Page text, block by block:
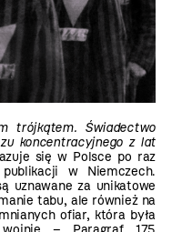
trójkątem. Świadectwo
koncentracyjnego z lat
się w Polsce po raz
w Niemczech.
uznawane za unikatowe
tabu, ale również na
ofiar, która była